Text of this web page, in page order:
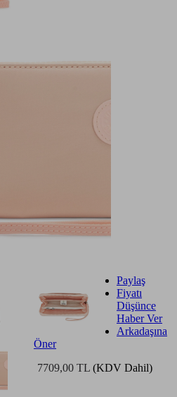
Paylaş
Fiyatı
Düşünce
Haber Ver
Arkadaşına
Öner
7709,00 TL (KDV Dahil)